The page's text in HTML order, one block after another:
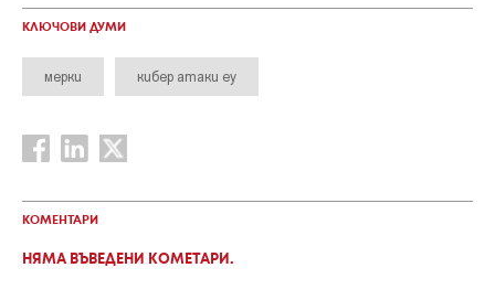
КЛЮЧОВИ ДУМИ
мерки кибер атаки ey
КОМЕНТАРИ
НЯМА ВЪВЕДЕНИ КОМЕТАРИ.